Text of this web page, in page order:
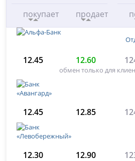
покупает продает
12.45 12.60
обмен только для
12.45 12.85
12.30 12.90